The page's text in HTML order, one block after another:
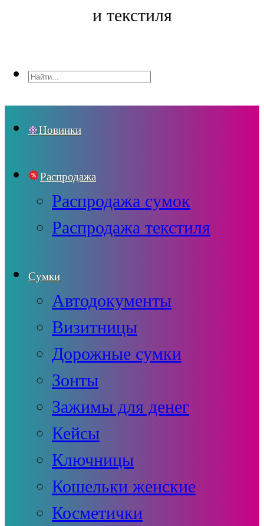
и текстиля
Новинки
Распродажа
Распродажа сумок
Распродажа текстиля
Сумки
Автодокументы
Визитницы
Дорожные сумки
Зонты
Зажимы для денег
Кейсы
Ключницы
Кошельки женские
Косметички